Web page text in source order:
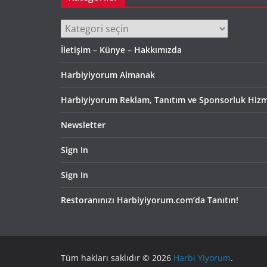
Kategoriler
İletişim – Künye – Hakkımızda
Harbiyiyorum Almanak
Harbiyiyorum Reklam, Tanıtım ve Sponsorluk
Newsletter
Sign In
Sign In
Restoranınızı Harbiyiyorum.com’da Tanıtın!
Tüm hakları saklıdır © 2026 Harbi Yiyorum.